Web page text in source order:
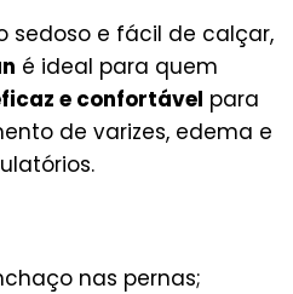
sedoso e fácil de calçar,
é ideal para quem
e confortável para
de varizes, edema e
nas pernas;